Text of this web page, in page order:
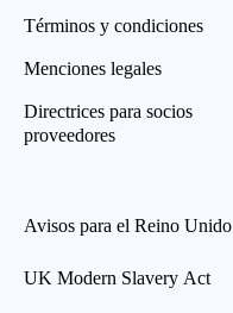
Términos y condiciones
Menciones legales
Directrices para socios
proveedores
Avisos para el Reino Unido
UK Modern Slavery Act